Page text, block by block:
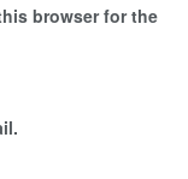
browser for the